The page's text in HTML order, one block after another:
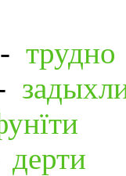
- трудно
дерти